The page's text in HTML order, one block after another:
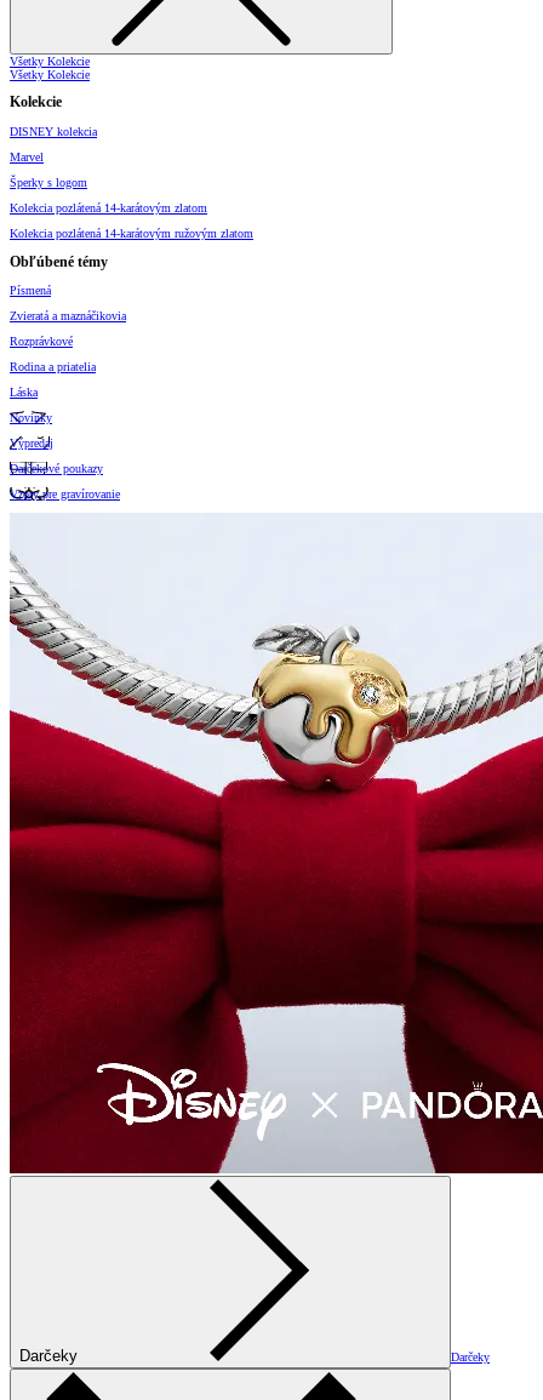
Všetky Kolekcie
Všetky Kolekcie
Kolekcie
DISNEY kolekcia
Marvel
Šperky s logom
Kolekcia pozlátená 14-karátovým zlatom
Kolekcia pozlátená 14-karátovým ružovým zlatom
Obľúbené témy
Písmená
Zvieratá a maznáčikovia
Rozprávkové
Rodina a priatelia
Láska
Novinky
Výpredaj
Darčekové poukazy
Vzory pre gravírovanie
Darčeky Darčeky